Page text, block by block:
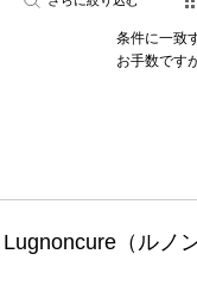
条件に一致
お手数です
Lugnoncure（ルノ